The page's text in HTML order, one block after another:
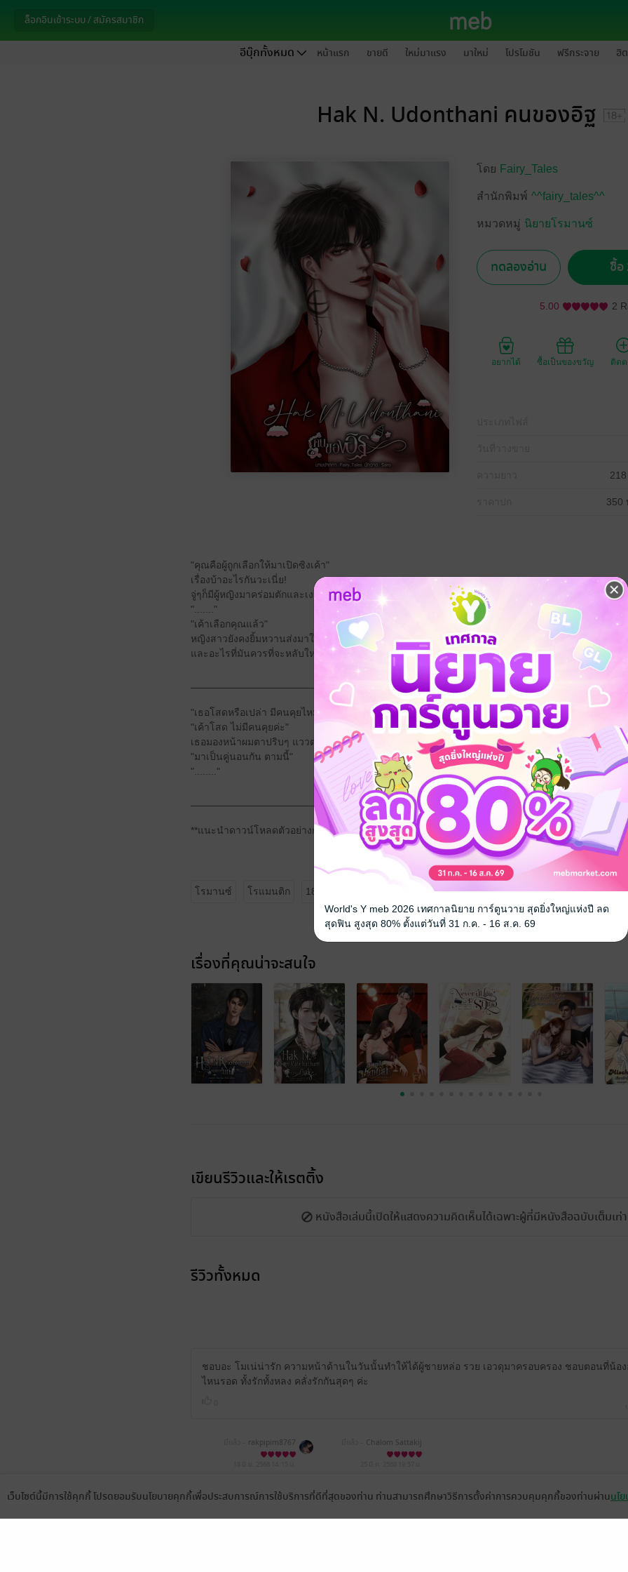
ล็อกอินเข้าระบบ / สมัครสมาชิก
อีบุ๊กทั้งหมด หน้าแรก ขายดี ใหม่มาแรง มาใหม่ โปรโมชัน ฟรีกระจาย ฮิ
Hak N. Udonthani คนของอิฐ
โดย Fairy_Tales
สำนักพิมพ์ ^^fairy_tales^^
หมวดหมู่ นิยายโรมานซ์
ทดลองอ่าน ซื้อ
5.00 2
อยากได้ ซื้อเป็นของขวัญ ติด
350
"คุณคือผู้ถูกเลือกให้มาเปิดซิงเค้า"
เรื่องบ้าอะไรกันวะเนี่ย!
จู่ๆก็มีผู้หญิงมาคร่อมตักและเงยหน้าขึ้นมาพูดแบบนี้ด้วย นี่ต้องให้เขารู้สึกยังไง?
"......."
"เค้าเลือกคุณแล้ว"
หญิงสาวยังคงยิ้มหวานส่งมาให้เจ้าของหน้าตัก นัยน์ตายังคงฉ่ำปรือหวานเยิ้ม แถมยังพยายามบดเบียดเนื้
และอะไรที่มันควรที่จะหลับใหลกลับตื่นตัวขึ้นมาซะอย่างนั้น
"เธอโสดหรือเปล่า มีคนคุยไหม"
"เค้าโสด ไม่มีคนคุยค่ะ"
เธอมองหน้าผมตาปริบๆ แววตาของเธอดูไร้เดียงสาและใสซื่อ ทว่าก็แอบแฝงไปด้วยความดื้อรั้นอย่างเห็น
"มาเป็นคู่นอนกัน ตามนี้"
"........"
_________________________
**แนะนำดาวน์โหลดตัวอย่างก่อนซื้อ**
โรมานซ์ โรแมนติก 18+
เรื่องที่คุณน่าจะสนใจ
เขียนรีวิวและให้เรตติ้ง
หนังสือเล่มนี้เปิดให้แสดงความคิดเห็นได้เฉพาะผู้ที่มีหนังสือฉบับเต็มเท่
รีวิวทั้งหมด
ชอบอะ โมเน่น่ารัก ความหน้าด้านในวันนั้นทำให้ได้ผู้ชายหล่อ รวย เอวดุมาครอบครอง ชอบตอนที่น้อ
ไหนรอด ทั้งรักทั้งหลง คลั่งรักกันสุดๆ ค่ะ
rakpipim8767 Chalom Sattakij
เว็บไซต์นี้มีการใช้คุกกี้ โปรดยอมรับนโยบายคุกกี้เพื่อประสบการณ์การใช้บริการที่ดีที่สุดของท่าน ท่านสามารถศึกษาวิธีการตั้งค่าการควบคุมคุกกี้ของท่านผ่านนโ
World's Y meb 2026 เทศกาลนิยาย การ์ตูนวาย สุดยิ่งใหญ่แห่งปี ลด
สุดฟิน สูงสุด 80% ตั้งแต่วันที่ 31 ก.ค. - 16 ส.ค. 69